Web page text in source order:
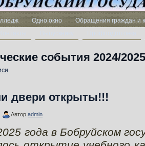
Одно окно Обращения граждан и
события 2024/2025
двери открыты!!!
Авторadmin
года в Бобруйском